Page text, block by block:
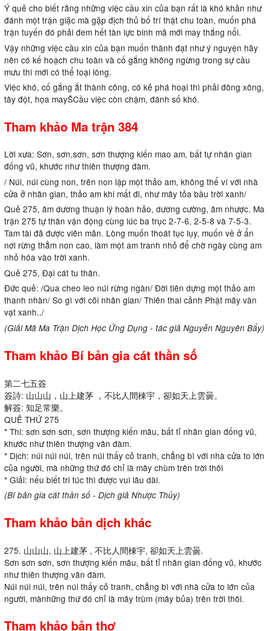
Ý quẻ cho biết rằng những việc cầu xin của bạn rất là khó khăn như
đánh một trận giặc mà gặp địch thủ bố trí thật chu toàn, muốn phá
trận tuyến đó phải đem hết tàn lực binh mã mới may thắng nổi.
Vậy những việc cầu xin của bạn muốn thành đạt như ý nguyện hãy
nên có kế hoạch chu toàn và cố gắng không ngừng trong sự cầu
mưu thì mới có thể toại lòng.
Việc khó, cố gắng ắt thành công, có kẻ phá hoại thì phải đông xông,
tây đột, họa mayŠCầu việc còn chậm, đánh số khó.
Tham khảo Ma trận 384
Lời xưa: Sơn, sơn,sơn, sơn thượng kiến mao am, bất tự nhân gian
đống vũ, khước như thiên thượng đàm.
/ Núi, núi cùng non, trên non lập một thảo am, không thể ví với nhà
cửa ở nhân gian, thảo am khi mất đi, như mây tỏa bầu trời xanh/
Quẻ 275, âm dương thuận lý hoàn hảo, dương cường, âm nhược. Ma
trận 275 tự thân vận động cùng lúc ba trục 2-7-6, 2-5-8 và 7-5-3.
Tam tài đã được viên mãn. Lòng muốn thoát tục lụy, muốn về ở ẩn
nơi rừng thẳm non cao, làm một am tranh nhỏ để chờ ngày cùng am
nhỏ hóa vào trời xanh.
Quẻ 275, Đại cát tu thân.
Đức quẻ: /Qua cheo leo núi rừng ngàn/ Đời tiên dựng một thảo am
thanh nhàn/ So gì với cõi nhân gian/ Thiên thai cảnh Phật mây vàn
vạt xanh../
(Giải Mã Ma Trận Dịch Học Ứng Dụng - tác giả Nguyễn Nguyên Bẩy)
Tham khảo Bí bản gia cát thần số
第二七五簽
簽詩: 山山山，山上建茅 ，不比人間棟宇，卻如天上雲曇。
解簽: 知足常樂。
QUẺ THỨ 275
* Thi: sơn sơn sơn, sơn thượng kiến mâu, bất tỉ nhân gian đống vũ,
khước như thiên thượng vân đàm.
* Dịch: núi núi núi, trên núi thấy cỏ tranh, chẳng bì với nhà cửa to lớn
của người, mà những thứ đó chỉ là mây chùm trên trời thôi
* Giải: nếu biết tri túc thì được vui lâu dài.
(Bí bản gia cát thần số - Dịch giả Nhược Thủy)
Tham khảo bản dịch khác
275. 山山山, 山上建茅 , 不比人間棟宇, 卻如天上雲曇.
Sơn sơn sơn, sơn thượng kiến mâu, bất tỉ nhân gian đống vũ, khước
như thiên thượng vân đàm.
Núi núi núi, trên núi thấy cỏ tranh, chẳng bì với nhà cửa to lớn của
người, mànhững thứ đó chỉ là mây trùm (mây bủa) trên trời thôi.
Tham khảo bản thơ